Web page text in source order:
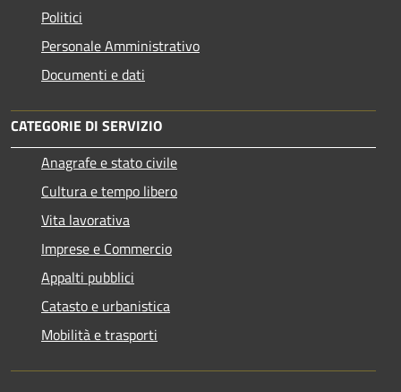
Politici
Personale Amministrativo
Documenti e dati
CATEGORIE DI SERVIZIO
Anagrafe e stato civile
Cultura e tempo libero
Vita lavorativa
Imprese e Commercio
Appalti pubblici
Catasto e urbanistica
Mobilità e trasporti